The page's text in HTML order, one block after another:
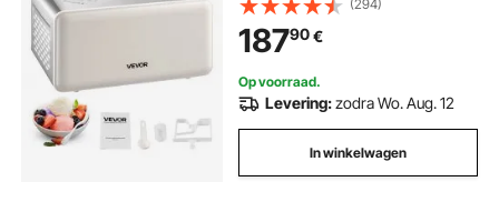
elektrische ijsmachine, bevroren
sorbetmaker voor thuiskeuken
(294)
18790€
Op voorraad.
Levering:zodra Wo. Aug. 12
In winkelwagen